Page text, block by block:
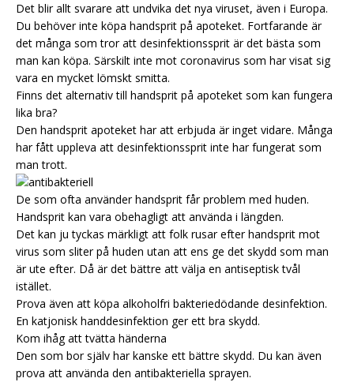
Det blir allt svarare att undvika det nya viruset, även i Europa.
Du behöver inte köpa handsprit på apoteket. Fortfarande är
det många som tror att desinfektionssprit är det bästa som
man kan köpa. Särskilt inte mot coronavirus som har visat sig
vara en mycket lömskt smitta.
Finns det alternativ till handsprit på apoteket som kan fungera
lika bra?
Den handsprit apoteket har att erbjuda är inget vidare. Många
har fått uppleva att desinfektionssprit inte har fungerat som
man trott.
De som ofta använder handsprit får problem med huden.
Handsprit kan vara obehagligt att använda i längden.
Det kan ju tyckas märkligt att folk rusar efter handsprit mot
virus som sliter på huden utan att ens ge det skydd som man
är ute efter. Då är det bättre att välja en antiseptisk tvål
istället.
Prova även att köpa alkoholfri bakteriedödande desinfektion.
En katjonisk handdesinfektion ger ett bra skydd.
Kom ihåg att tvätta händerna
Den som bor själv har kanske ett bättre skydd. Du kan även
prova att använda den antibakteriella sprayen.